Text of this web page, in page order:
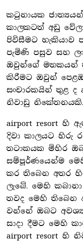
කටුනායක
කාලකටත් අඩු
පිවිසීමට හැකියාව
පැමිණි පසුව සහ
ඔවුන්ගේ මතකයන්
කිරීමට ඔවුන්
සංචාරකයින් තුළ ද
නිවාඩු නිකේතනයකි.
airport resort හි
දිවා කාලයට හිරු
තටාකයක මිහිර
සම්පූර්ණයෙන්ම
කර තිබෙන අතර
ලැබේ. මෙහි
තවද මෙහි තිබෙන
වන්නේ ඔබට
සාදා දීමට මෙහි
airport resort හි